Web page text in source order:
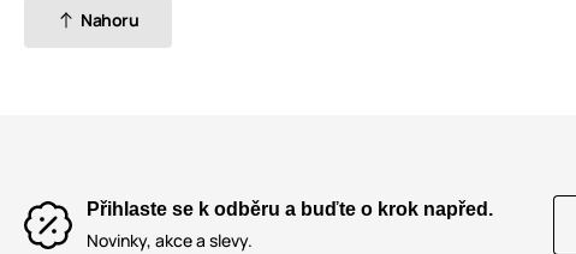
Nahoru
Přihlaste se k odběru a buďte o krok napřed.
Novinky, akce a slevy.